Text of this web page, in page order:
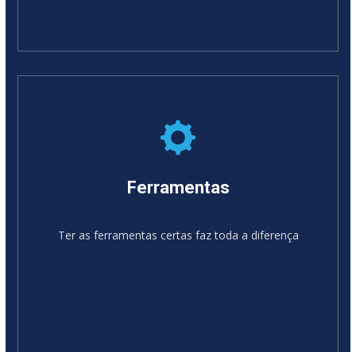
Ferramentas
Ter as ferramentas certas faz toda a diferença